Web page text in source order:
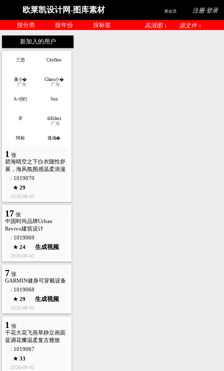
欧莱凯设计网-图库素材 新会员 注册 登录
按分类 按年份 按标签 高清图 ↓ 源文件 ↓
新加入的用户
三思 Cityflow
黄小�
广东
Chaos小�
广东
A~但行 Sun
JF
☮Echos
广东
阿标 孤魂�
1 张
碧海晴空之下白衣随性舒
展，海风氛围感温柔浪漫
: 1019070
★ 29
2026-08-02
17 张
中国时尚品牌Urban
Revivo建筑设计
: 1019069
★ 24
生成视频
2026-08-02
7 张
GARMIN健身可穿戴设备
: 1019068
★ 29
生成视频
2026-08-02
1 张
干花大花飞燕草静立画面
蓝调花瓣温柔复古雅致
: 1019067
★ 33
2026-08-02